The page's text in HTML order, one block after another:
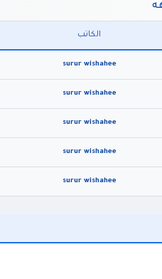
الكاتب
surur wishahee
surur wishahee
surur wishahee
surur wishahee
surur wishahee